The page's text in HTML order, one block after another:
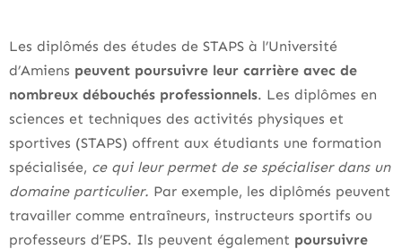
Les diplômés des études de STAPS à l’Université
d’Amiens peuvent poursuivre leur carrière avec de
nombreux débouchés professionnels. Les diplômes en
sciences et techniques des activités physiques et
sportives (STAPS) offrent aux étudiants une formation
spécialisée, ce qui leur permet de se spécialiser dans un
domaine particulier. Par exemple, les diplômés peuvent
travailler comme entraîneurs, instructeurs sportifs ou
professeurs d’EPS. Ils peuvent également poursuivre